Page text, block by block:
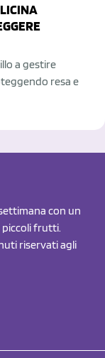
a gestire
resa e
con un
piccoli frutti.
riservati agli